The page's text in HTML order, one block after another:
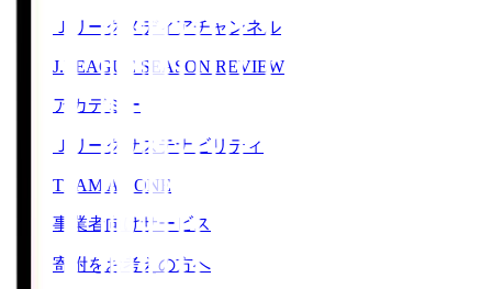
Ｊリーグメディアチャンネル
J.LEAGUE SEASON REVIEW
アカデミー
Ｊリーグサステナビリティ
TEAM AS ONE
事業者向けサービス
寄附をお考えの方へ